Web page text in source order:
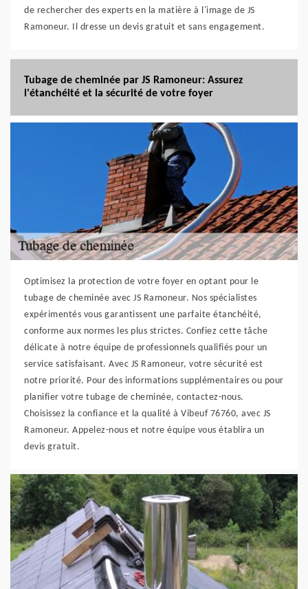
de rechercher des experts en la matière à l'image de JS
Ramoneur. Il dresse un devis gratuit et sans engagement.
Tubage de cheminée par JS Ramoneur: Assurez
l'étanchéité et la sécurité de votre foyer
Optimisez la protection de votre foyer en optant pour le
tubage de cheminée avec JS Ramoneur. Nos spécialistes
expérimentés vous garantissent une parfaite étanchéité,
conforme aux normes les plus strictes. Confiez cette tâche
délicate à notre équipe de professionnels qualifiés pour un
service satisfaisant. Avec JS Ramoneur, votre sécurité est
notre priorité. Pour des informations supplémentaires ou pour
planifier votre tubage de cheminée, contactez-nous.
Choisissez la confiance et la qualité à Vibeuf 76760, avec JS
Ramoneur. Appelez-nous et notre équipe vous établira un
devis gratuit.